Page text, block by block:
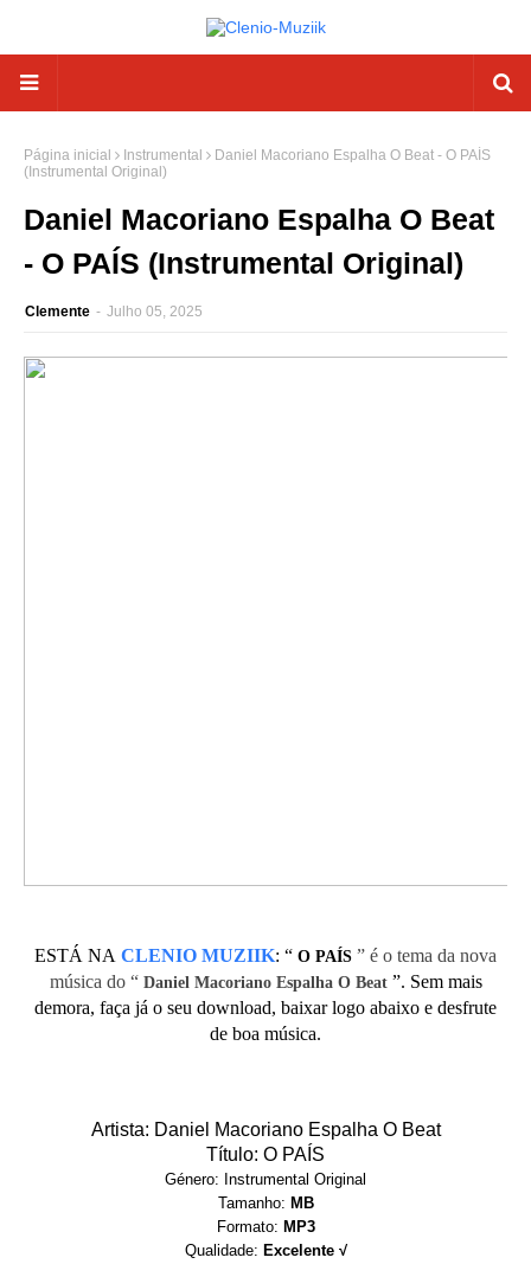
Página inicial Instrumental
Daniel Macoriano Espalha O Beat - O PAÍS
(Instrumental Original)
Daniel Macoriano Espalha O Beat
- O PAÍS (Instrumental Original)
Clemente - Julho 05, 2025
ESTÁ NA CLENIO MUZIIK: “ O PAÍS ” é o tema da nova
música do “ Daniel Macoriano Espalha O Beat ”. Sem mais
demora, faça já o seu download, baixar logo abaixo e desfrute
de boa música.
Artista: Daniel Macoriano Espalha O Beat
Título: O PAÍS
Género: Instrumental Original
Tamanho: MB
Formato: MP3
Qualidade: Excelente √